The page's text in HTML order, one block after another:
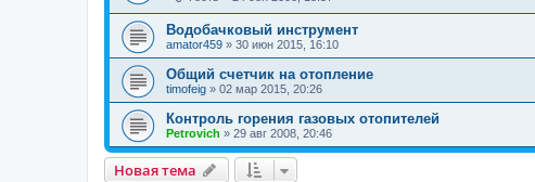
Водобачковый инструмент
amator459 » 30 июн 2015, 16:10
Общий счетчик на отопление
timofeig » 02 мар 2015, 20:26
Контроль горения газовых отопителей
Petrovich » 29 авг 2008, 20:46
Новая тема